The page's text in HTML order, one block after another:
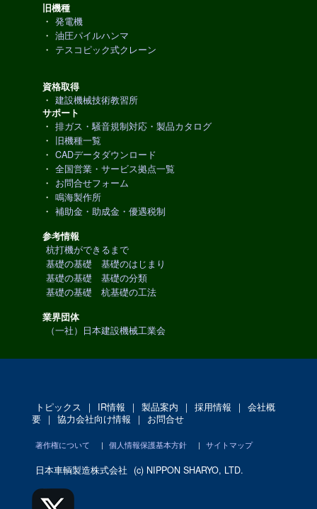
旧機種
・ 発電機
・ 油圧パイルハンマ
・
テスコピック式クレーン
資格取得
・ 建設機械技術教習所
サポート
・ 排ガス・騒音規制対応・製品カタログ
・
旧機種一覧
・ CADデータダウンロード
・ 全国営業・サービス拠点一覧
・
お問合せフォーム
・ 鳴海製作所
・ 補助金・助成金・優遇税制
参考情報
杭打機ができるまで
基礎の基礎 基礎のはじまり
基礎の基礎 基礎の分類
基礎の基礎 杭基礎の工法
業界団体
（一社）日本建設機械工業会
トピックス ｜ IR情報 ｜ 製品案内 ｜ 採用情報 ｜
会社概
要
｜ 協力会社向け情報 ｜ お問合せ
著作権について | 個人情報保護基本方針 | サイトマップ
日本車輌製造株式会社 (c) NIPPON SHARYO, LTD.